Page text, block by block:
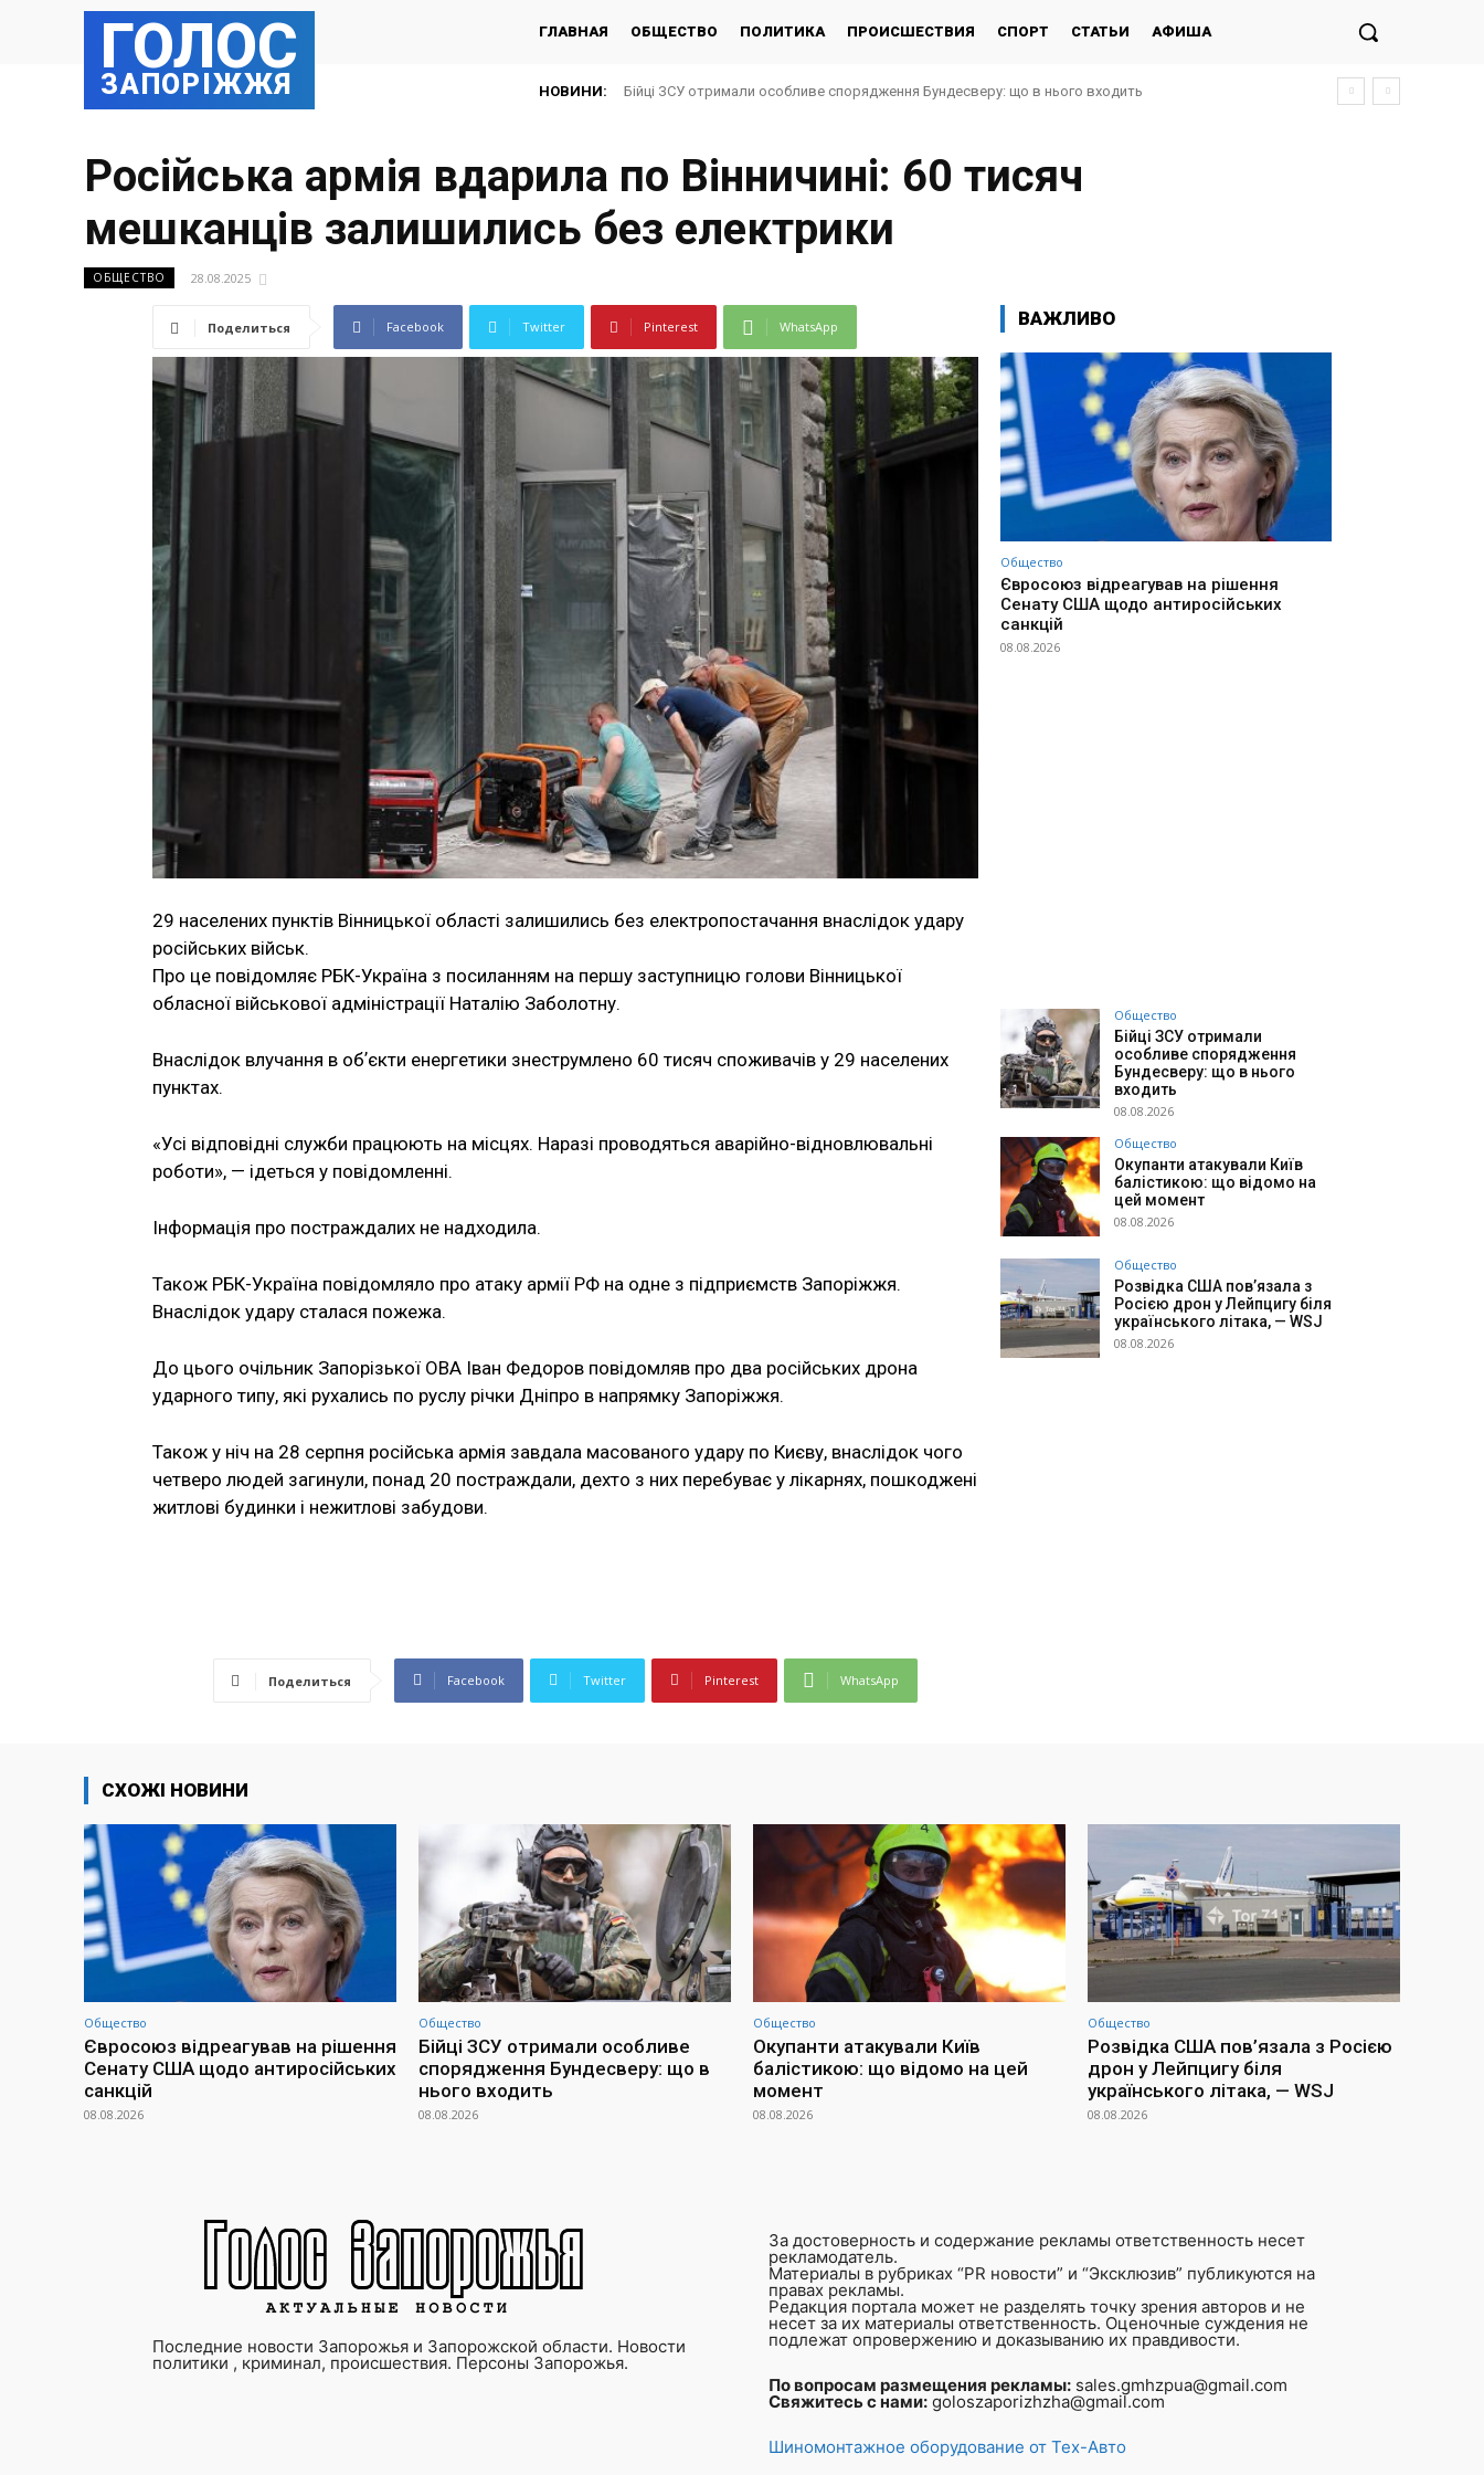
ГОЛОС
ЗАПОРІЖЖЯ
ГЛАВНАЯ ОБЩЕСТВО ПОЛИТИКА ПРОИСШЕСТВИЯ СПОРТ СТАТЬИ АФИША
НОВИНИ: Бійці ЗСУ отримали особливе спорядження Бундесверу: що в нього входить
Російська армія вдарила по Вінничині: 60 тисяч
мешканців залишились без електрики
ОБЩЕСТВО 28.08.2025
Поделиться Facebook Twitter Pinterest WhatsApp
29 населених пунктів Вінницької області залишились без електропостачання внаслідок удару
російських військ.
Про це повідомляє РБК-Україна з посиланням на першу заступницю голови Вінницької
обласної військової адміністрації Наталію Заболотну.
Внаслідок влучання в обʼєкти енергетики знеструмлено 60 тисяч споживачів у 29 населених
пунктах.
«Усі відповідні служби працюють на місцях. Наразі проводяться аварійно-відновлювальні
роботи», — ідеться у повідомленні.
Інформація про постраждалих не надходила.
Також РБК-Україна повідомляло про атаку армії РФ на одне з підприємств Запоріжжя.
Внаслідок удару сталася пожежа.
До цього очільник Запорізької ОВА Іван Федоров повідомляв про два російських дрона
ударного типу, які рухались по руслу річки Дніпро в напрямку Запоріжжя.
Також у ніч на 28 серпня російська армія завдала масованого удару по Києву, внаслідок чого
четверо людей загинули, понад 20 постраждали, дехто з них перебуває у лікарнях, пошкоджені
житлові будинки і нежитлові забудови.
Поделиться Facebook Twitter Pinterest WhatsApp
ВАЖЛИВО
Общество
Євросоюз відреагував на рішення
Сенату США щодо антиросійських
санкцій
08.08.2026
Общество
Бійці ЗСУ отримали
особливе спорядження
Бундесверу: що в нього
входить
08.08.2026
Общество
Окупанти атакували Київ
балістикою: що відомо на
цей момент
08.08.2026
Общество
Розвідка США пов’язала з
Росією дрон у Лейпцигу біля
українського літака, — WSJ
08.08.2026
СХОЖІ НОВИНИ
Общество
Євросоюз відреагував на рішення
Сенату США щодо антиросійських
санкцій
08.08.2026
Общество
Бійці ЗСУ отримали особливе
спорядження Бундесверу: що в
нього входить
08.08.2026
Общество
Окупанти атакували Київ
балістикою: що відомо на цей
момент
08.08.2026
Общество
Розвідка США пов’язала з Росією
дрон у Лейпцигу біля
українського літака, — WSJ
08.08.2026
Последние новости Запорожья и Запорожской области. Новости
политики , криминал, происшествия. Персоны Запорожья.
За достоверность и содержание рекламы ответственность несет
рекламодатель.
Материалы в рубриках “PR новости” и “Эксклюзив” публикуются на
правах рекламы.
Редакция портала может не разделять точку зрения авторов и не
несет за их материалы ответственность. Оценочные суждения не
подлежат опровержению и доказыванию их правдивости.
По вопросам размещения рекламы: sales.gmhzpua@gmail.com
Свяжитесь с нами: goloszaporizhzha@gmail.com
Шиномонтажное оборудование от Тех-Авто